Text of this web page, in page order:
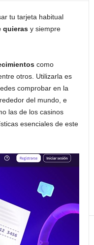
tu tarjeta habitual
quieras y siempre
como
otros. Utilizarla es
comprobar en la
del mundo, e
las de los casinos
esenciales de este